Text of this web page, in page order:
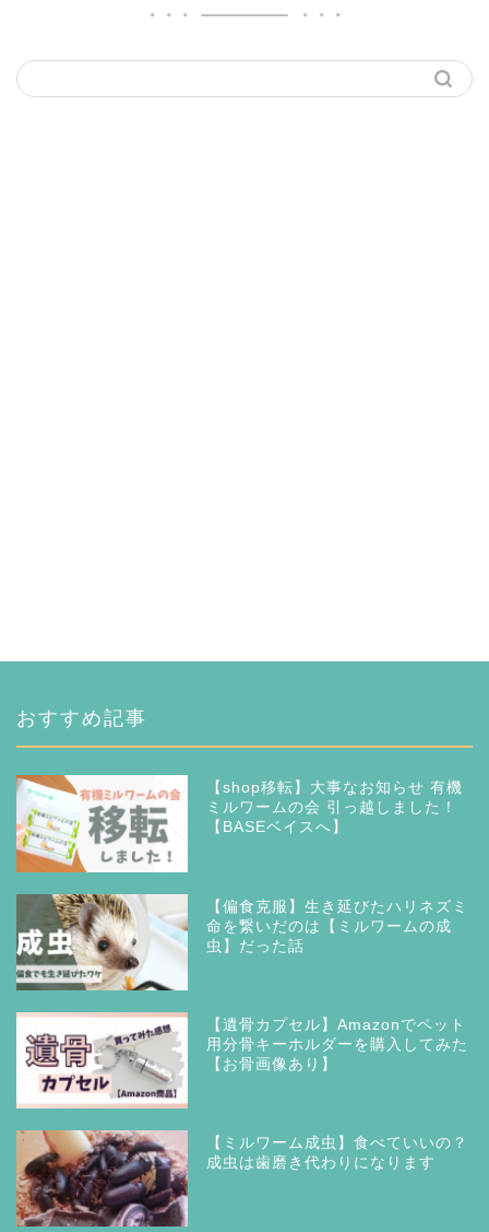
おすすめ記事
【shop移転】大事なお知らせ 有機
ミルワームの会 引っ越しました！
【BASEベイスへ】
【偏食克服】生き延びたハリネズミ
命を繋いだのは【ミルワームの成
虫】だった話
【遺骨カプセル】Amazonでペット
用分骨キーホルダーを購入してみた
【お骨画像あり】
【ミルワーム成虫】食べていいの？
成虫は歯磨き代わりになります